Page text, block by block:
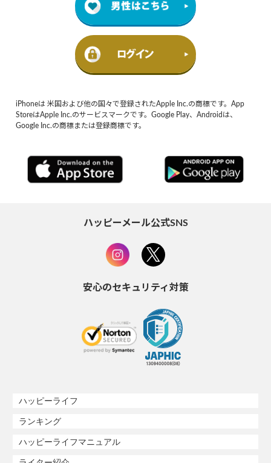
iPhoneは 米国および他の国々で登録されたApple Inc.の商標です。App
StoreはApple Inc.のサービスマークです。Google Play、Androidは、
Google Inc.の商標または登録商標です。
ハッピーメール公式SNS
安心のセキュリティ対策
ハッピーライフ
ランキング
ハッピーライフマニュアル